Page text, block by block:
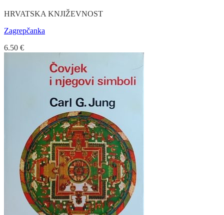
HRVATSKA KNJIŽEVNOST
Zagrepčanka
6.50 €